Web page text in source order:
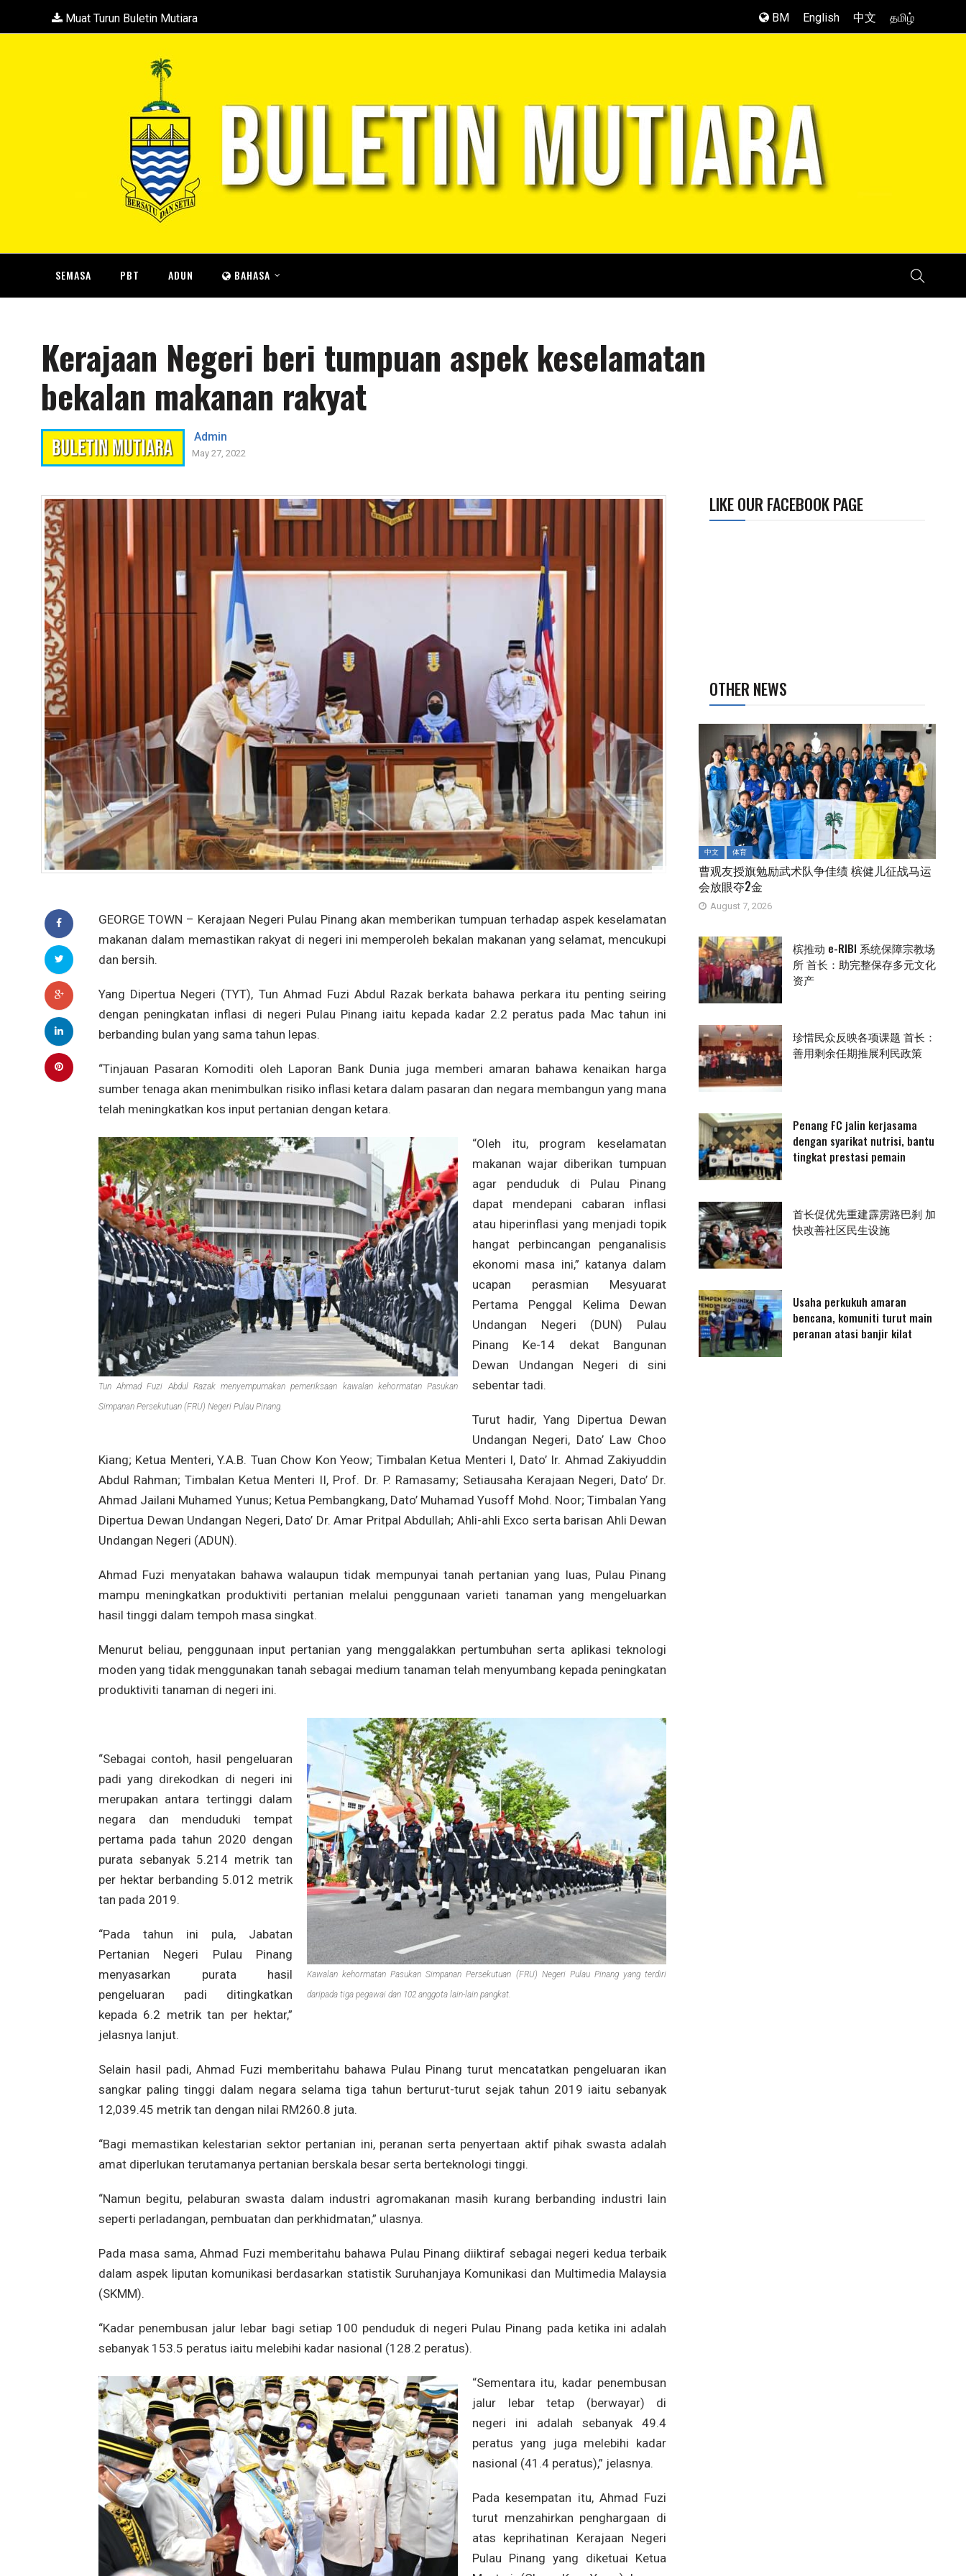
Muat Turun Buletin Mutiara BM English 中文 தமிழ்
SEMASA PBT ADUN BAHASA
Kerajaan Negeri beri tumpuan aspek keselamatan
bekalan makanan rakyat
Admin
May 27, 2022
GEORGE TOWN – Kerajaan Negeri Pulau Pinang akan memberikan tumpuan terhadap aspek keselamatan
makanan dalam memastikan rakyat di negeri ini memperoleh bekalan makanan yang selamat, mencukupi
dan bersih.
Yang Dipertua Negeri (TYT), Tun Ahmad Fuzi Abdul Razak berkata bahawa perkara itu penting seiring
dengan peningkatan inflasi di negeri Pulau Pinang iaitu kepada kadar 2.2 peratus pada Mac tahun ini
berbanding bulan yang sama tahun lepas.
“Tinjauan Pasaran Komoditi oleh Laporan Bank Dunia juga memberi amaran bahawa kenaikan harga
sumber tenaga akan menimbulkan risiko inflasi ketara dalam pasaran dan negara membangun yang mana
telah meningkatkan kos input pertanian dengan ketara.
Tun Ahmad Fuzi Abdul Razak menyempurnakan pemeriksaan kawalan kehormatan Pasukan
Simpanan Persekutuan (FRU) Negeri Pulau Pinang.
“Oleh itu, program keselamatan
makanan wajar diberikan tumpuan
agar penduduk di Pulau Pinang
dapat mendepani cabaran inflasi
atau hiperinflasi yang menjadi topik
hangat perbincangan penganalisis
ekonomi masa ini,” katanya dalam
ucapan perasmian Mesyuarat
Pertama Penggal Kelima Dewan
Undangan Negeri (DUN) Pulau
Pinang Ke-14 dekat Bangunan
Dewan Undangan Negeri di sini
sebentar tadi.
Turut hadir, Yang Dipertua Dewan
Undangan Negeri, Dato’ Law Choo
Kiang; Ketua Menteri, Y.A.B. Tuan Chow Kon Yeow; Timbalan Ketua Menteri I, Dato’ Ir. Ahmad Zakiyuddin
Abdul Rahman; Timbalan Ketua Menteri II, Prof. Dr. P. Ramasamy; Setiausaha Kerajaan Negeri, Dato’ Dr.
Ahmad Jailani Muhamed Yunus; Ketua Pembangkang, Dato’ Muhamad Yusoff Mohd. Noor; Timbalan Yang
Dipertua Dewan Undangan Negeri, Dato’ Dr. Amar Pritpal Abdullah; Ahli-ahli Exco serta barisan Ahli Dewan
Undangan Negeri (ADUN).
Ahmad Fuzi menyatakan bahawa walaupun tidak mempunyai tanah pertanian yang luas, Pulau Pinang
mampu meningkatkan produktiviti pertanian melalui penggunaan varieti tanaman yang mengeluarkan
hasil tinggi dalam tempoh masa singkat.
Menurut beliau, penggunaan input pertanian yang menggalakkan pertumbuhan serta aplikasi teknologi
moden yang tidak menggunakan tanah sebagai medium tanaman telah menyumbang kepada peningkatan
produktiviti tanaman di negeri ini.
Kawalan kehormatan Pasukan Simpanan Persekutuan (FRU) Negeri Pulau Pinang yang terdiri
daripada tiga pegawai dan 102 anggota lain-lain pangkat.
“Sebagai contoh, hasil pengeluaran
padi yang direkodkan di negeri ini
merupakan antara tertinggi dalam
negara dan menduduki tempat
pertama pada tahun 2020 dengan
purata sebanyak 5.214 metrik tan
per hektar berbanding 5.012 metrik
tan pada 2019.
“Pada tahun ini pula, Jabatan
Pertanian Negeri Pulau Pinang
menyasarkan purata hasil
pengeluaran padi ditingkatkan
kepada 6.2 metrik tan per hektar,”
jelasnya lanjut.
Selain hasil padi, Ahmad Fuzi memberitahu bahawa Pulau Pinang turut mencatatkan pengeluaran ikan
sangkar paling tinggi dalam negara selama tiga tahun berturut-turut sejak tahun 2019 iaitu sebanyak
12,039.45 metrik tan dengan nilai RM260.8 juta.
“Bagi memastikan kelestarian sektor pertanian ini, peranan serta penyertaan aktif pihak swasta adalah
amat diperlukan terutamanya pertanian berskala besar serta berteknologi tinggi.
“Namun begitu, pelaburan swasta dalam industri agromakanan masih kurang berbanding industri lain
seperti perladangan, pembuatan dan perkhidmatan,” ulasnya.
Pada masa sama, Ahmad Fuzi memberitahu bahawa Pulau Pinang diiktiraf sebagai negeri kedua terbaik
dalam aspek liputan komunikasi berdasarkan statistik Suruhanjaya Komunikasi dan Multimedia Malaysia
(SKMM).
“Kadar penembusan jalur lebar bagi setiap 100 penduduk di negeri Pulau Pinang pada ketika ini adalah
sebanyak 153.5 peratus iaitu melebihi kadar nasional (128.2 peratus).
“Sementara itu, kadar penembusan
jalur lebar tetap (berwayar) di
negeri ini adalah sebanyak 49.4
peratus yang juga melebihi kadar
nasional (41.4 peratus),” jelasnya.
Pada kesempatan itu, Ahmad Fuzi
turut menzahirkan penghargaan di
atas keprihatinan Kerajaan Negeri
Pulau Pinang yang diketuai Ketua
LIKE OUR FACEBOOK PAGE
OTHER NEWS
中文 体育
曹观友授旗勉励武术队争佳绩 槟健儿征战马运
会放眼夺2金
August 7, 2026
槟推动 e-RIBI 系统保障宗教场
所 首长：助完整保存多元文化
资产
珍惜民众反映各项课题 首长：
善用剩余任期推展利民政策
Penang FC jalin kerjasama
dengan syarikat nutrisi, bantu
tingkat prestasi pemain
首长促优先重建霹雳路巴刹 加
快改善社区民生设施
Usaha perkukuh amaran
bencana, komuniti turut main
peranan atasi banjir kilat